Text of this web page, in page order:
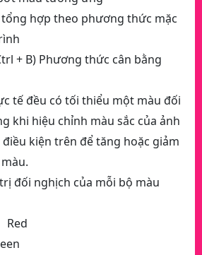
tổng hợp theo phương thức mặc
+ B) Phương thức cân bằng
tế đều có tối thiểu một màu đối
khi hiệu chỉnh màu sắc của ảnh
kiện trên để tăng hoặc giảm
đối nghịch của mỗi bộ màu